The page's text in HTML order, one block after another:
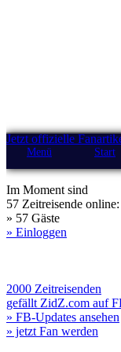
Jetzt offizielle
Menü Start
Im Moment sind
57 Zeitreisende online:
» 57 Gäste
» Einloggen
2000 Zeitreisenden
gefällt ZidZ.com auf
» FB-Updates ansehen
» jetzt Fan werden